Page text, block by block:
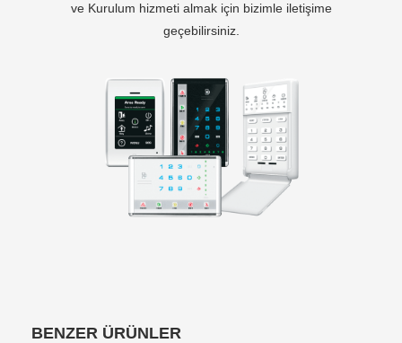
ve Kurulum hizmeti almak için bizimle iletişime
geçebilirsiniz.
BENZER ÜRÜNLER